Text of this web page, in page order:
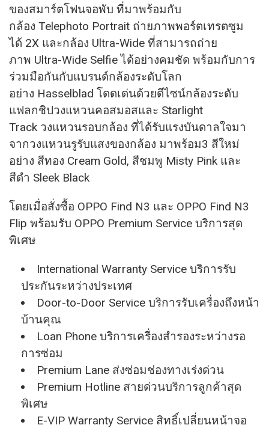
ของสมาร์ตโฟนจอพับ ที่มาพร้อมกับ
กล้อง Telephoto Portrait ถ่ายภาพพอร์ตเทรตซูม
ได้ 2X และกล้อง Ultra-Wide ที่สามารถถ่าย
ภาพ Ultra-Wide Selfie ได้อย่างคมชัด พร้อมกับการ
ร่วมมือกันกับแบรนด์กล้องระดับโลก
อย่าง Hasselblad โดดเด่นด้วยดีไซน์กล้องระดับ
แฟลกชิปวงแหวนคอสมอสและ Starlight
Track วงแหวนรอบกล้อง ที่ได้รับแรงบันดาลใจมา
จากวงแหวนรูรับแสงของกล้อง มาพร้อม3 สีใหม่
อย่าง สีทอง Cream Gold, สีชมพู Misty Pink และ
สีดำ Sleek Black
โดยเมื่อสั่งซื้อ OPPO Find N3 และ OPPO Find N3
Flip พร้อมรับ OPPO Premium Service บริการสุด
พิเศษ
International Warranty Service บริการรับ
ประกันระหว่างประเทศ
Door-to-Door Service บริการรับเครื่องถึงหน้า
บ้านคุณ
Loan Phone บริการเครื่องสำรองระหว่างรอ
การซ่อม
Premium Lane ส่งซ่อมช่องทางเร่งด่วน
Premium Hotline สายด่วนบริการลูกค้าสุด
พิเศษ
E-VIP Warranty Service สิทธิ์เปลี่ยนหน้าจอ